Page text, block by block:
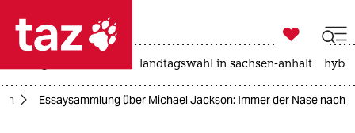
 taz zahl ich
taz zahl ich

taz zahl ich
landtagswahl in sachsen-anhalt
Essaysammlung über Michael Jackson: Immer der Nase nach